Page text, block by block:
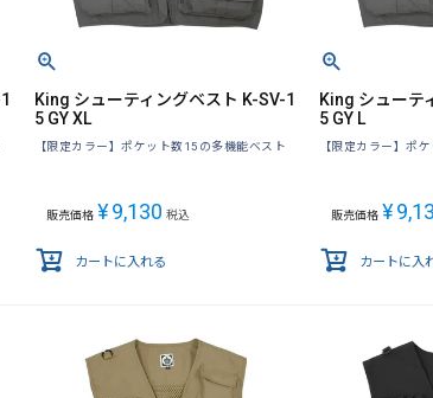
King シューティングベスト K-SV-1
5 GY XL
【限定カラー】ポケット数15の多機能ベスト
販売価格 ¥9,130 税込
カートに入れる
King シューテ
5 GY L
【限定カラー】ポ
販売価格 ¥
カートに入